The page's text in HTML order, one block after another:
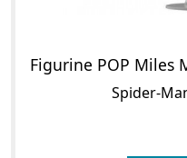
Spider-